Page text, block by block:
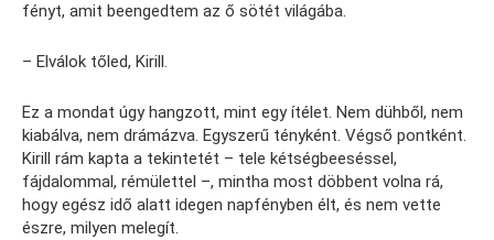
fényt, amit beengedtem az ő sötét világába.
– Elválok tőled, Kirill.
Ez a mondat úgy hangzott, mint egy ítélet. Nem dühből, nem
kiabálva, nem drámázva. Egyszerű tényként. Végső pontként.
Kirill rám kapta a tekintetét – tele kétségbeeséssel,
fájdalommal, rémülettel –, mintha most döbbent volna rá,
hogy egész idő alatt idegen napfényben élt, és nem vette
észre, milyen melegít.